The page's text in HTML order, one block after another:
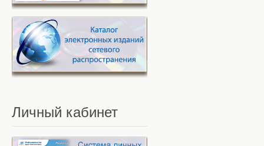
Личный кабинет